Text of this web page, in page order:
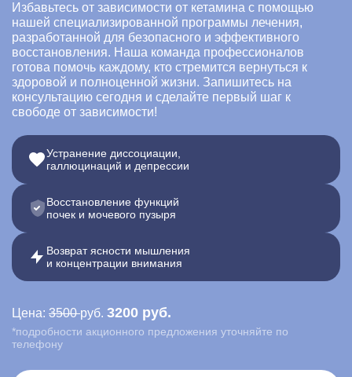
Цены
Лицензии
Фотогалерея
Акции и скидки
Вопрос-ответ
Контакты
Записаться онлайн
Вызвать врача на дом
Акша,
ул. Ленина, 1, село Акша
Избавьтесь от зависимости от кетамина с помощью
нашей специализированной программы лечения,
разработанной для безопасного и эффективного
восстановления. Наша команда профессионалов
готова помочь каждому, кто стремится вернуться к
здоровой и полноценной жизни. Запишитесь на
консультацию сегодня и сделайте первый шаг к
свободе от зависимости!
Устранение диссоциации,
галлюцинаций и депрессии
Восстановление функций
почек и мочевого пузыря
Возврат ясности мышления
и концентрации внимания
Цена: 3500руб. 3200 руб.
*подробности акционного предложения уточняйте по
телефону